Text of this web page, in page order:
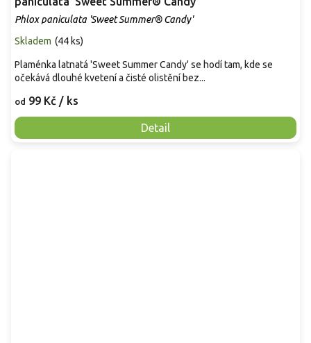
Phlox paniculata 'Sweet Summer® Candy'
Skladem (44 ks)
od 99 Kč / ks
Detail
Plaménka latnatá 'Sweet Summer Candy' se hodí tam, kde se
očekává dlouhé kvetení a čisté olistění bez...